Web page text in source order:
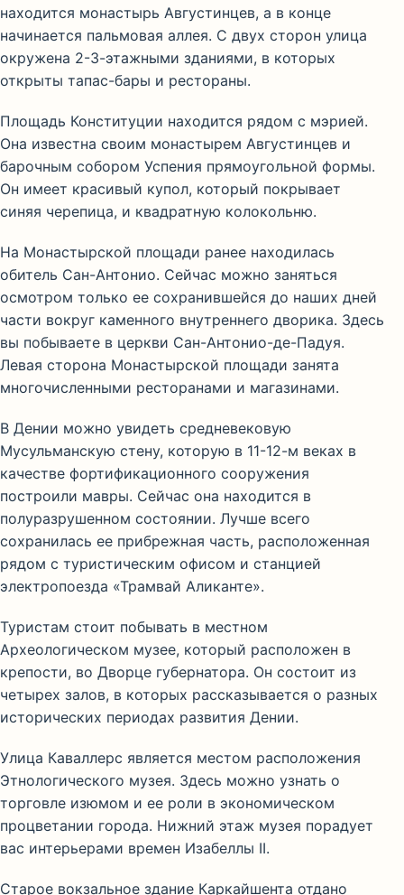
находится монастырь Августинцев, а в конце
начинается пальмовая аллея. С двух сторон улица
окружена 2-3-этажными зданиями, в которых
открыты тапас-бары и рестораны.
Площадь Конституции находится рядом с мэрией.
Она известна своим монастырем Августинцев и
барочным собором Успения прямоугольной формы.
Он имеет красивый купол, который покрывает
синяя черепица, и квадратную колокольню.
На Монастырской площади ранее находилась
обитель Сан-Антонио. Сейчас можно заняться
осмотром только ее сохранившейся до наших дней
части вокруг каменного внутреннего дворика. Здесь
вы побываете в церкви Сан-Антонио-де-Падуя.
Левая сторона Монастырской площади занята
многочисленными ресторанами и магазинами.
В Дении можно увидеть средневековую
Мусульманскую стену, которую в 11-12-м веках в
качестве фортификационного сооружения
построили мавры. Сейчас она находится в
полуразрушенном состоянии. Лучше всего
сохранилась ее прибрежная часть, расположенная
рядом с туристическим офисом и станцией
электропоезда «Трамвай Аликанте».
Туристам стоит побывать в местном
Археологическом музее, который расположен в
крепости, во Дворце губернатора. Он состоит из
четырех залов, в которых рассказывается о разных
исторических периодах развития Дении.
Улица Каваллерс является местом расположения
Этнологического музея. Здесь можно узнать о
торговле изюмом и ее роли в экономическом
процветании города. Нижний этаж музея порадует
вас интерьерами времен Изабеллы II.
Старое вокзальное здание Каркайшента отдано